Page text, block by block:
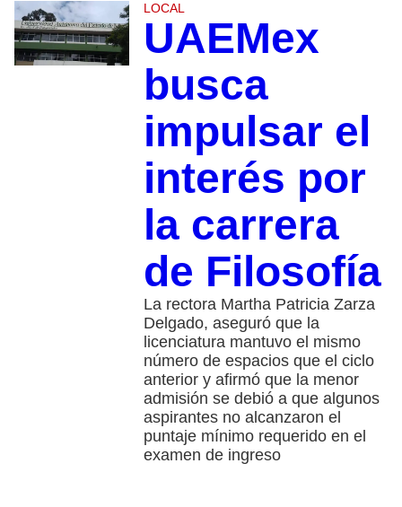
LOCAL
UAEMex
busca
impulsar el
interés por
la carrera
de Filosofía
La rectora Martha Patricia Zarza
Delgado, aseguró que la
licenciatura mantuvo el mismo
número de espacios que el ciclo
anterior y afirmó que la menor
admisión se debió a que algunos
aspirantes no alcanzaron el
puntaje mínimo requerido en el
examen de ingreso